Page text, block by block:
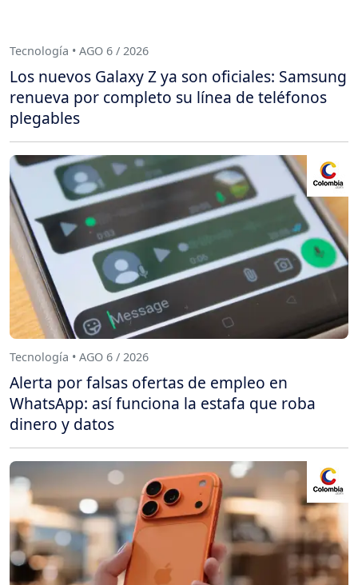
Tecnología • AGO 6 / 2026
Los nuevos Galaxy Z ya son oficiales: Samsung
renueva por completo su línea de teléfonos
plegables
Tecnología • AGO 6 / 2026
Alerta por falsas ofertas de empleo en
WhatsApp: así funciona la estafa que roba
dinero y datos